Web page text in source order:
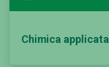
Chimica applicata